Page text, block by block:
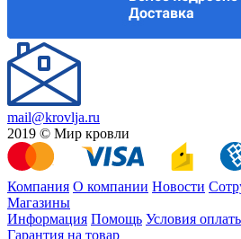
mail@krovlja.ru
2019 © Мир кровли
Компания О компании Новости
Магазины
Информация Помощь Условия
Гарантия на товар